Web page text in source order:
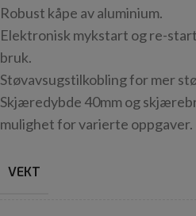
Robust kåpe av aluminium.
Elektronisk mykstart og re-
bruk.
Støvavsugstilkobling for mer
Skjæredybde 40mm og
mulighet for varierte oppgaver.
VEKT